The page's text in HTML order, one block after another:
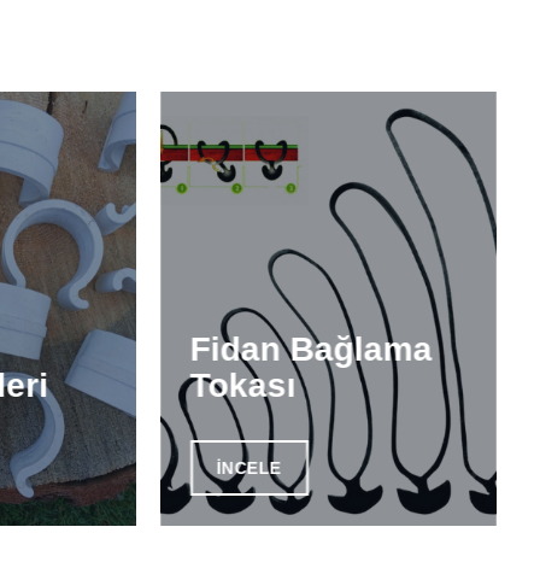
Fidan Bağlama
Tokası
INCELE